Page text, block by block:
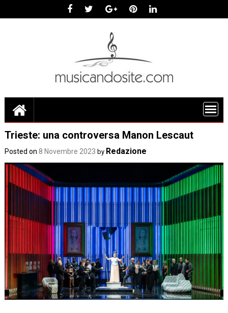
Trieste: una controversa Manon Lescaut
Posted on 8 Novembre 2023 by Redazione